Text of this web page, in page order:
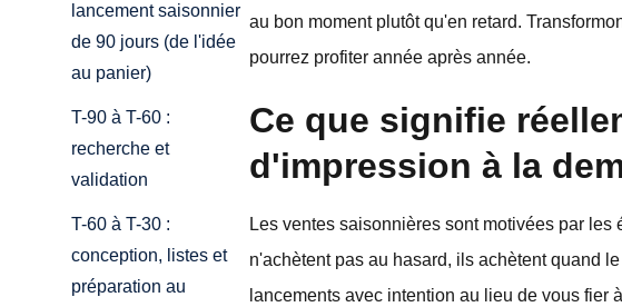
lancement saisonnier
de 90 jours (de l'idée
au panier)
T-90 à T-60 :
recherche et
validation
T-60 à T-30 :
conception, listes et
préparation au
au bon moment plutôt qu'en retard.
pourrez profiter année après année.
Ce que signifie
d'impression à la
Les ventes saisonnières sont motivées par
n'achètent pas au hasard, ils achètent quand
lancements avec intention au lieu de vous fier